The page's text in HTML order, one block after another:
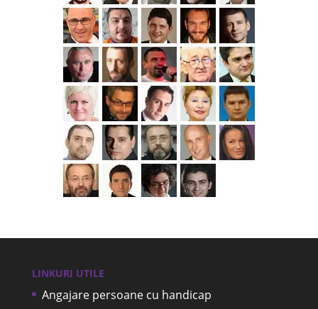
LINKURI UTILE
Angajare persoane cu handicap